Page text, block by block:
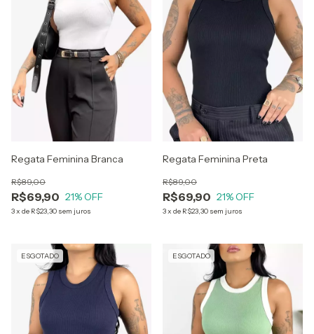
Regata Feminina Branca
R$69,90
R$89,00
21% OFF
3x de R$23,30 sem juros
Regata Feminina Preta
R$69,90
R$89,00
21% OFF
3x de R$23,30 sem juros
ESGOTADO ESGOTADO